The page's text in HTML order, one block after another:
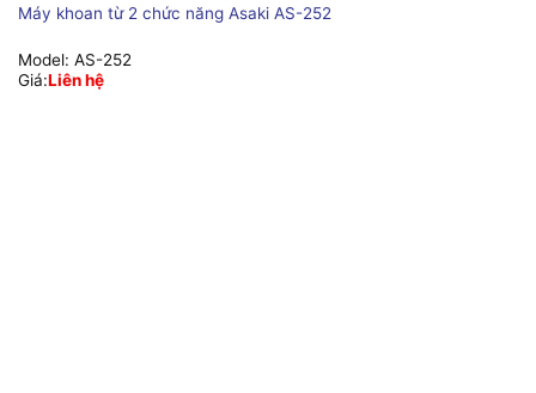
Máy khoan từ 2 chức năng Asaki AS-252
Model: AS-252
Giá:Liên hệ